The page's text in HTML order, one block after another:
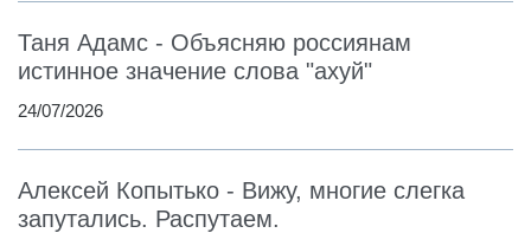
Таня Адамс - Объясняю россиянам
истинное значение слова "ахуй"
24/07/2026
Алексей Копытько - Вижу, многие слегка
запутались. Распутаем.